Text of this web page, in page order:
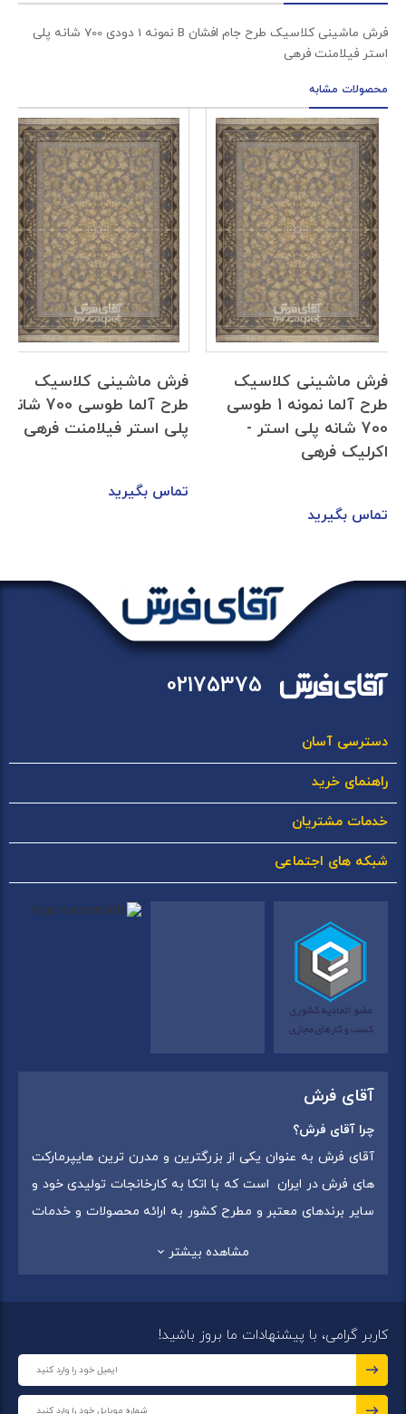
فرش ماشینی کلاسیک طرح جام افشان B نمونه 1 دودی 700 شانه پلی
استر فیلامنت فرهی
محصولات مشابه
فرش ماشینی کلاسیک
طرح آلما نمونه 1 طوسی
700 شانه پلی استر -
اکرلیک فرهی
تماس بگیرید
فرش ماشینی کلاسیک
طرح آلما طوسی 700 شانه
پلی استر فیلامنت فرهی
تماس بگیرید
02175375
دسترسی آسان
راهنمای خرید
خدمات مشتریان
شبکه های اجتماعی
آقای فرش
چرا آقای فرش؟
آقای فرش به عنوان یکی از بزرگترین و مدرن ترین هایپرمارکت
های فرش در ایران است که با اتکا به کارخانجات تولیدی خود و
سایر برندهای معتبر و مطرح کشور به ارائه محصولات و خدمات
شهر:فردیس ) ، استان قزوین (شهر قزوین)
مجموعه در تمامی شعب خود بهترین برند ها و بافته های ایران
مشاهده بیشتر
کاربر گرامی، با پیشنهادات ما بروز باشید!